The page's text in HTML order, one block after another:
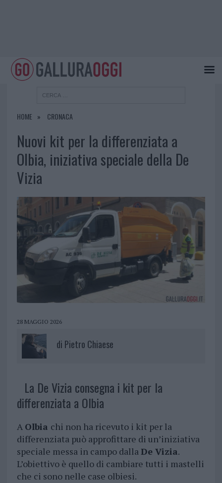
HOME CRONACA
Nuovi kit per la differenziata a
Olbia, iniziativa speciale della De
Vizia
28 MAGGIO 2026
di Pietro Chiaese
La De Vizia consegna i kit per la
differenziata a Olbia
A Olbia chi non ha ricevuto i kit per la
differenziata può approfittare di un’iniziativa
speciale messa in campo dallaDe Vizia.
L’obiettivo è quello di cambiare tutti i mastelli
che ci sono nelle case olbiesi.